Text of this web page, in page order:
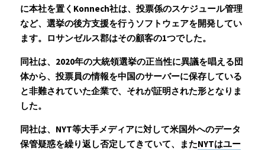
に本社を置くKonnech社は、投票係のスケジュール管理
など、選挙の後方支援を行うソフトウェアを開発してい
ます。ロサンゼルス郡はその顧客の1つでした。
同社は、2020年の大統領選挙の正当性に異議を唱える団
体から、投票員の情報を中国のサーバーに保存している
と非難されていた企業で、それが証明された形となりま
した。
同社は、NYT等大手メディアに対して米国外へのデータ
保管疑惑を繰り返し否定してきていて、またNYTはユー